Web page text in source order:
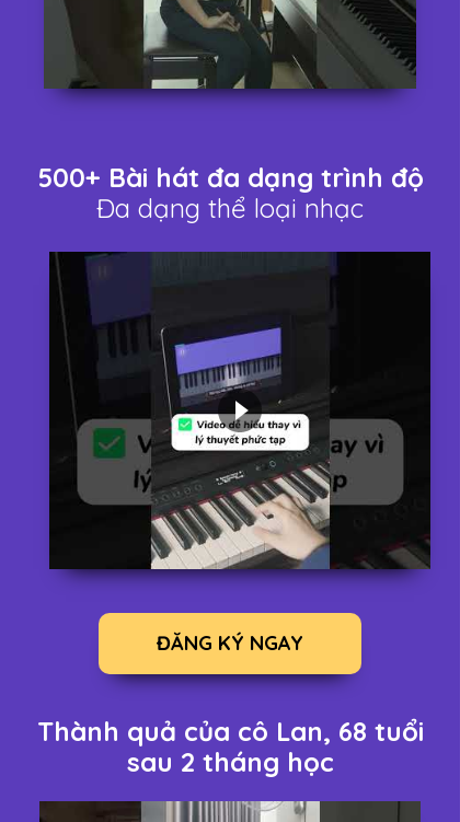
500+ Bài hát đa dạng trình độ
Đa dạng thể loại nhạc
Thành quả của cô Lan, 68 tuổi
sau 2 tháng học
ĐĂNG KÝ NGAY